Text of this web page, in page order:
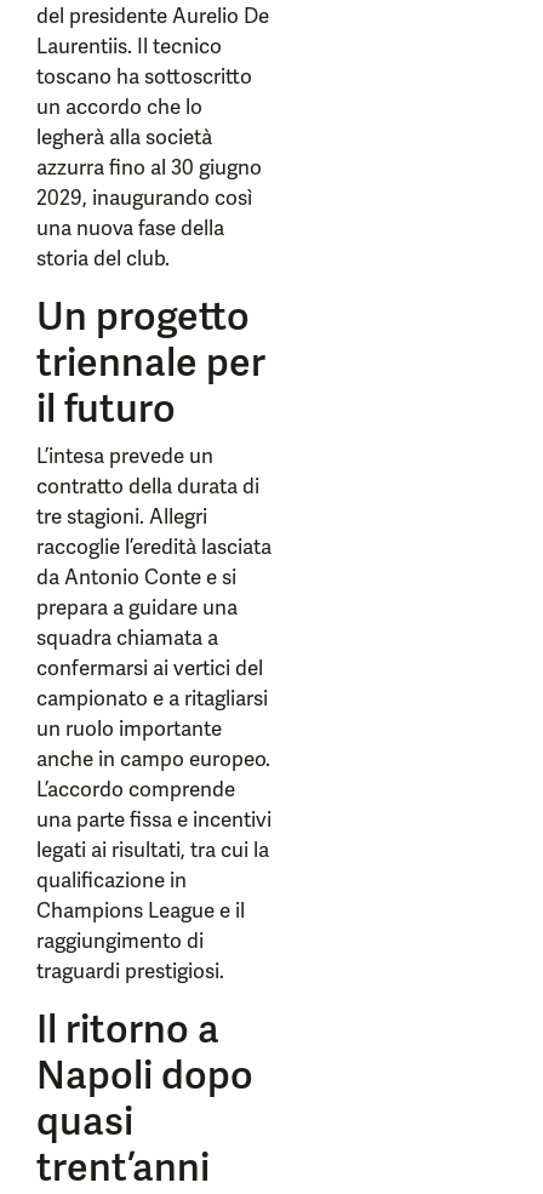
del presidente Aurelio De
Laurentiis. Il tecnico
toscano ha sottoscritto
un accordo che lo
legherà alla società
azzurra fino al 30 giugno
2029, inaugurando così
una nuova fase della
storia del club.
Un progetto
triennale per
il futuro
L’intesa prevede un
contratto della durata di
tre stagioni. Allegri
raccoglie l’eredità lasciata
da Antonio Conte e si
prepara a guidare una
squadra chiamata a
confermarsi ai vertici del
campionato e a ritagliarsi
un ruolo importante
anche in campo europeo.
L’accordo comprende
una parte fissa e incentivi
legati ai risultati, tra cui la
qualificazione in
Champions League e il
raggiungimento di
traguardi prestigiosi.
Il ritorno a
Napoli dopo
quasi
trent’anni